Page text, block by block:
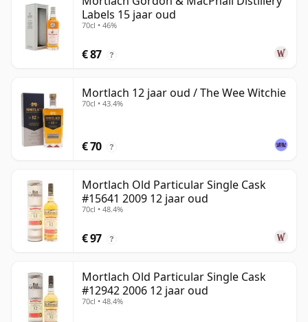
Labels 15 jaar oud
70cl • 46%
€ 87 ?
Mortlach 12 jaar oud / The Wee Witchie
70cl • 43.4%
€ 70 ?
Mortlach Old Particular Single Cask
#15641 2009 12 jaar oud
70cl • 48.4%
€ 97 ?
Mortlach Old Particular Single Cask
#12942 2006 12 jaar oud
70cl • 48.4%